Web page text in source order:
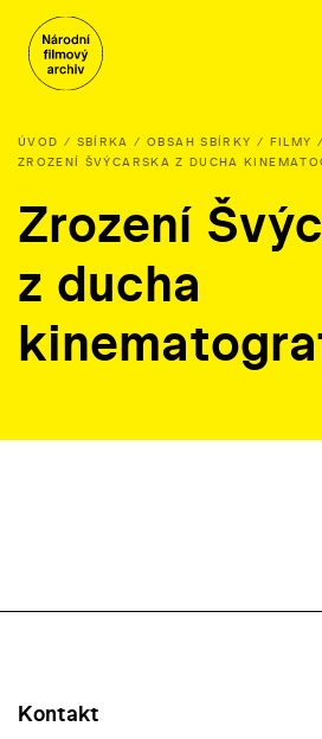
ÚVOD SBÍRKA OBSAH SBÍRKY
FILMY
ZROZENÍ ŠVÝCARSKA Z DUCHA
Zrození
z ducha
Kontakt